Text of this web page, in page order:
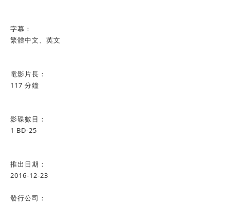
字幕：
繁體中文、英文
電影片長：
117 分鐘
影碟數目：
1 BD-25
推出日期：
2016-12-23
發行公司：